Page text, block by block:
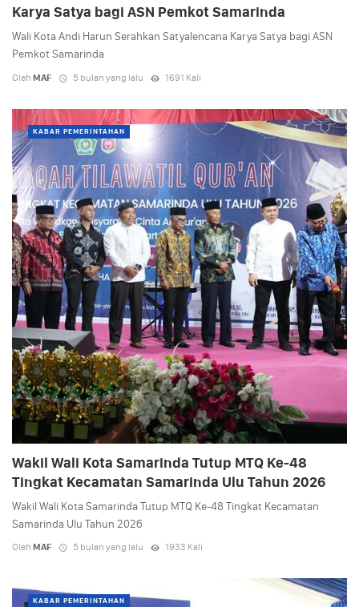
Karya Satya bagi ASN Pemkot Samarinda
Wali Kota Andi Harun Serahkan Satyalencana Karya Satya bagi ASN
Pemkot Samarinda
Oleh MAF 5 bulan yang lalu 1691 Kali
KABAR PEMERINTAHAN
Wakil Wali Kota Samarinda Tutup MTQ Ke-48
Tingkat Kecamatan Samarinda Ulu Tahun 2026
Wakil Wali Kota Samarinda Tutup MTQ Ke-48 Tingkat Kecamatan
Samarinda Ulu Tahun 2026
Oleh MAF 5 bulan yang lalu 1933 Kali
KABAR PEMERINTAHAN